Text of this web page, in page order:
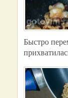
Быстро